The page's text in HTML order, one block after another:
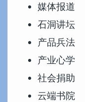
媒体报道
石洞讲坛
产品兵法
产业心学
社会捐助
云端书院